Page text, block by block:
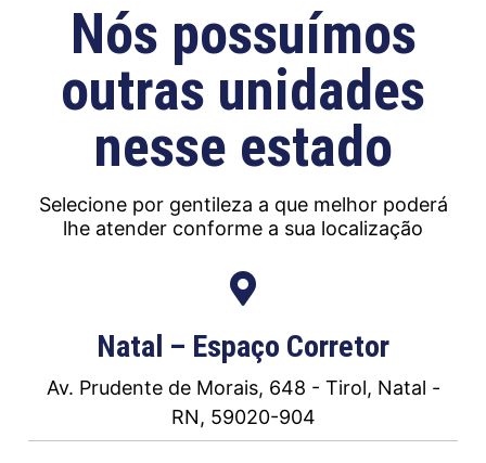
Nós possuímos
outras unidades
nesse estado
Selecione por gentileza a que melhor poderá
lhe atender conforme a sua localização
Natal – Espaço Corretor
Av. Prudente de Morais, 648 - Tirol, Natal -
RN, 59020-904